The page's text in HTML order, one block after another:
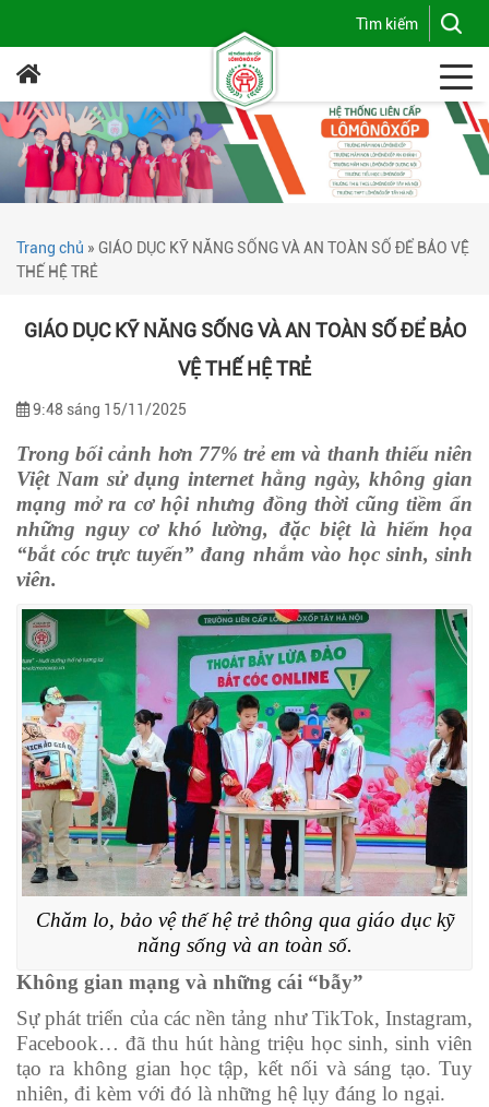
Trang chủ » GIÁO DỤC KỸ NĂNG SỐNG VÀ AN TOÀN SỐ ĐỂ BẢO VỆ
THẾ HỆ TRẺ
GIÁO DỤC KỸ NĂNG SỐNG VÀ AN TOÀN SỐ ĐỂ BẢO
VỆ THẾ HỆ TRẺ
9:48 sáng 15/11/2025
Trong bối cảnh hơn 77% trẻ em và thanh thiếu niên
Việt Nam sử dụng internet hằng ngày, không gian
mạng mở ra cơ hội nhưng đồng thời cũng tiềm ẩn
những nguy cơ khó lường, đặc biệt là hiểm họa
“bắt cóc trực tuyến” đang nhắm vào học sinh, sinh
viên.
Chăm lo, bảo vệ thế hệ trẻ thông qua giáo dục kỹ
năng sống và an toàn số.
Không gian mạng và những cái “bẫy”
Sự phát triển của các nền tảng như TikTok, Instagram,
Facebook… đã thu hút hàng triệu học sinh, sinh viên
tạo ra không gian học tập, kết nối và sáng tạo. Tuy
nhiên, đi kèm với đó là những hệ lụy đáng lo ngại.